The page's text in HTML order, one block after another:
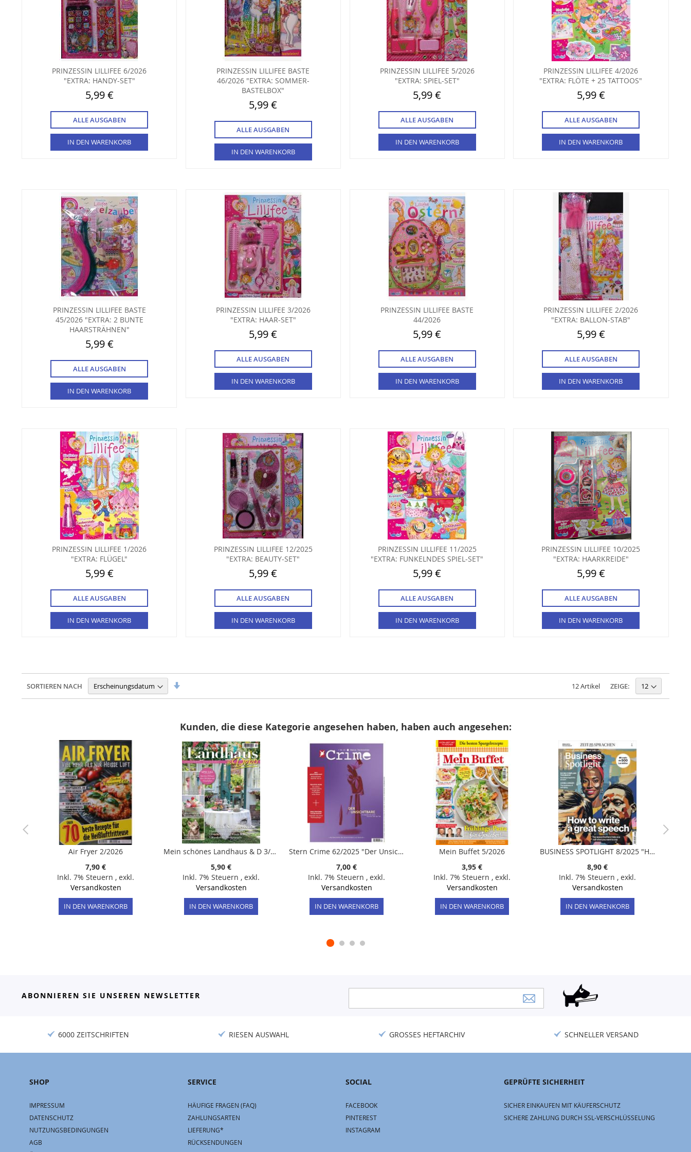
PRINZESSIN LILLIFEE 6/2026
"EXTRA: HANDY-SET"
5,99 €
ALLE AUSGABEN
IN DEN WARENKORB
PRINZESSIN LILLIFEE BASTE
46/2026 "EXTRA: SOMMER-
BASTELBOX"
5,99 €
ALLE AUSGABEN
IN DEN WARENKORB
PRINZESSIN LILLIFEE 5/2026
"EXTRA: SPIEL-SET"
5,99 €
ALLE AUSGABEN
IN DEN WARENKORB
PRINZESSIN LILLIFEE 4/2026
"EXTRA: FLÖTE + 25 TATTOOS"
5,99 €
ALLE AUSGABEN
IN DEN WARENKORB
PRINZESSIN LILLIFEE BASTE
45/2026 "EXTRA: 2 BUNTE
HAARSTRÄHNEN"
5,99 €
ALLE AUSGABEN
IN DEN WARENKORB
PRINZESSIN LILLIFEE 3/2026
"EXTRA: HAAR-SET"
5,99 €
ALLE AUSGABEN
IN DEN WARENKORB
PRINZESSIN LILLIFEE BASTE
44/2026
5,99 €
ALLE AUSGABEN
IN DEN WARENKORB
PRINZESSIN LILLIFEE 2/2026
"EXTRA: BALLON-STAB"
5,99 €
ALLE AUSGABEN
IN DEN WARENKORB
PRINZESSIN LILLIFEE 1/2026
"EXTRA: FLÜGEL"
5,99 €
ALLE AUSGABEN
IN DEN WARENKORB
PRINZESSIN LILLIFEE 12/2025
"EXTRA: BEAUTY-SET"
5,99 €
ALLE AUSGABEN
IN DEN WARENKORB
PRINZESSIN LILLIFEE 11/2025
"EXTRA: FUNKELNDES SPIEL-SET"
5,99 €
ALLE AUSGABEN
IN DEN WARENKORB
PRINZESSIN LILLIFEE 10/2025
"EXTRA: HAARKREIDE"
5,99 €
ALLE AUSGABEN
IN DEN WARENKORB
SORTIEREN NACH ZEIGE:
12Artikel
Kunden, die diese Kategorie angesehen haben, haben auch angesehen:
Air Fryer 2/2026
7,90 €
Inkl. 7% Steuern , exkl.
Versandkosten
IN DEN WARENKORB
Mein schönes Landhaus & D 3/2026
5,90 €
Inkl. 7% Steuern , exkl.
Versandkosten
IN DEN WARENKORB
Stern Crime 62/2025 "Der Unsichtbare"
7,00 €
Inkl. 7% Steuern , exkl.
Versandkosten
IN DEN WARENKORB
Mein Buffet 5/2026
3,95 €
Inkl. 7% Steuern , exkl.
Versandkosten
IN DEN WARENKORB
BUSINESS SPOTLIGHT 8/2025 "How to write a great speech"
8,90 €
Inkl. 7% Steuern , exkl.
Versandkosten
IN DEN WARENKORB
ABONNIEREN SIE UNSEREN NEWSLETTER
Newsletter:
6000 ZEITSCHRIFTEN RIESEN AUSWAHL GROSSES HEFTARCHIV SCHNELLER VERSAND
SHOP
IMPRESSUM
DATENSCHUTZ
NUTZUNGSBEDINGUNGEN
AGB
SERVICE
HÄUFIGE FRAGEN (FAQ)
ZAHLUNGSARTEN
LIEFERUNG*
RÜCKSENDUNGEN
SOCIAL
FACEBOOK
PINTEREST
INSTAGRAM
GEPRÜFTE SICHERHEIT
SICHER EINKAUFEN MIT KÄUFERSCHUTZ
SICHERE ZAHLUNG DURCH SSL-VERSCHLÜSSELUNG